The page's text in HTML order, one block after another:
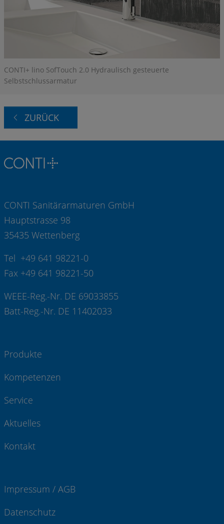
CONTI+ lino SofTouch 2.0 Hydraulisch gesteuerte
Selbstschlussarmatur
ZURÜCK
CONTI Sanitärarmaturen GmbH
Hauptstrasse 98
35435 Wettenberg
Tel +49 641 98221-0
Fax +49 641 98221-50
WEEE-Reg.-Nr. DE 69033855
Batt-Reg.-Nr. DE 11402033
Produkte
Kompetenzen
Service
Aktuelles
Kontakt
Impressum / AGB
Datenschutz